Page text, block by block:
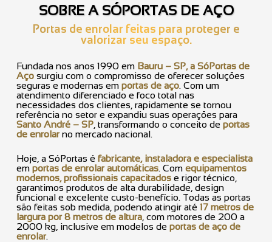
SOBRE A SÓPORTAS DE AÇO
Portas de enrolar feitas para proteger e
valorizar seu espaço.
Fundada nos anos 1990 em Bauru – SP, a SóPortas de
Aço surgiu com o compromisso de oferecer soluções
seguras e modernas em portas de aço. Com um
atendimento diferenciado e foco total nas
necessidades dos clientes, rapidamente se tornou
referência no setor e expandiu suas operações para
Santo André – SP , transformando o conceito de portas
de enrolarno mercado nacional.
Hoje, a SóPortas é fabricante, instaladora e especialista
em portas de enrolar automáticas. Com equipamentos
modernos, profissionais capacitados e rigor técnico,
garantimos produtos de alta durabilidade, design
funcional e excelente custo-benefício. Todas as portas
são feitas sob medida, podendo atingir até 17 metros de
largura por 8 metros de altura , com motores de 200 a
2000 kg, inclusive em modelos de portas de aço de
enrolar.